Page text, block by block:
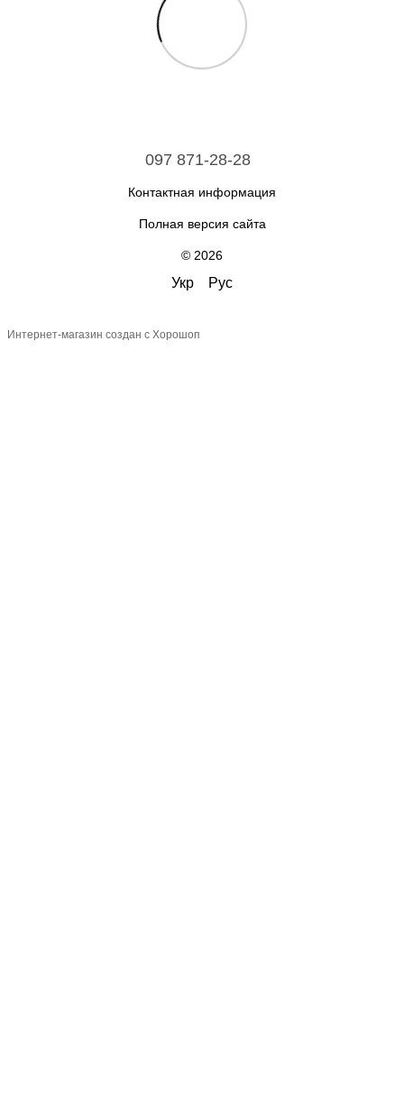
097 871-28-28
Контактная информация
Полная версия сайта
© 2026
Укр Рус
Интернет-магазин создан с Хорошоп